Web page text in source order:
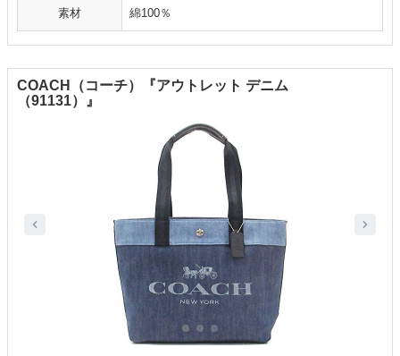
素材 綿100％
COACH（コーチ）『アウトレット デニム
（91131）』